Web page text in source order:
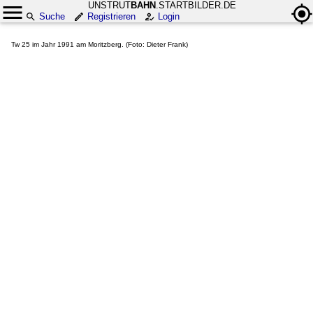
UNSTRUTBAHN .STARTBILDER.DE
Suche
Registrieren Login
Tw 25 im Jahr 1991 am Moritzberg. (Foto: Dieter Frank)